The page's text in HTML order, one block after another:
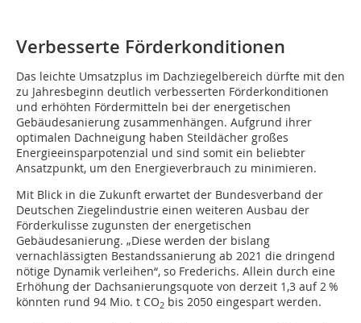
Verbesserte Förderkonditionen
Das leichte Umsatzplus im Dachziegelbereich dürfte mit den
zu Jahresbeginn deutlich verbesserten Förderkonditionen
und erhöhten Fördermitteln bei der energetischen
Gebäudesanierung zusammenhängen. Aufgrund ihrer
optimalen Dachneigung haben Steildächer großes
Energieeinsparpotenzial und sind somit ein beliebter
Ansatzpunkt, um den Energieverbrauch zu minimieren.
Mit Blick in die Zukunft erwartet der Bundesverband der
Deutschen Ziegelindustrie einen weiteren Ausbau der
Förderkulisse zugunsten der energetischen
Gebäudesanierung. „Diese werden der bislang
vernachlässigten Bestandssanierung ab 2021 die dringend
nötige Dynamik verleihen“, so Frederichs. Allein durch eine
Erhöhung der Dachsanierungsquote von derzeit 1,3 auf 2 %
könnten rund 94 Mio. t CO2 bis 2050 eingespart werden.